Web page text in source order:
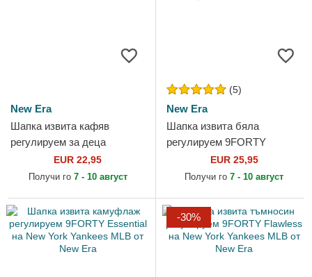
New Era
Шапка извита кафяв
регулируем за деца
9FORTY Cord Ears от New
EUR 22,95
Получи го 7 - 10 август
(5)
New Era
Шапка извита бяла
регулируем 9FORTY
League Essential на Los
Angeles Dodgers MLB от
EUR 25,95
Получи го 7 - 10 август
-30%